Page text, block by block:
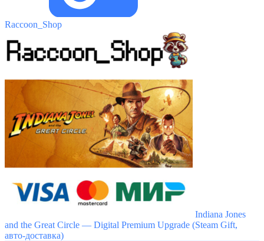
Raccoon_Shop
Indiana Jones
and the Great Circle — Digital Premium Upgrade (Steam Gift,
авто-доставка)